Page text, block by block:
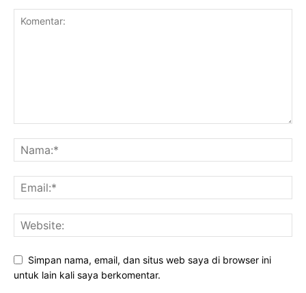
Simpan nama, email, dan situs web saya di browser ini
untuk lain kali saya berkomentar.